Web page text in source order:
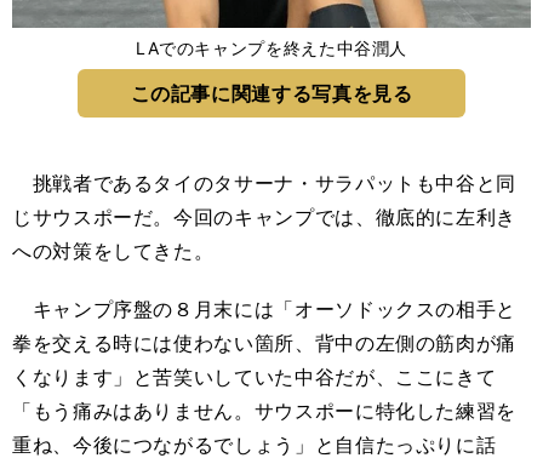
LAでのキャンプを終えた中谷潤人
この記事に関連する写真を見る
挑戦者であるタイのタサーナ・サラパットも中谷と同
じサウスポーだ。今回のキャンプでは、徹底的に左利き
への対策をしてきた。
キャンプ序盤の８月末には「オーソドックスの相手と
拳を交える時には使わない箇所、背中の左側の筋肉が痛
くなります」と苦笑いしていた中谷だが、ここにきて
「もう痛みはありません。サウスポーに特化した練習を
重ね、今後につながるでしょう」と自信たっぷりに話